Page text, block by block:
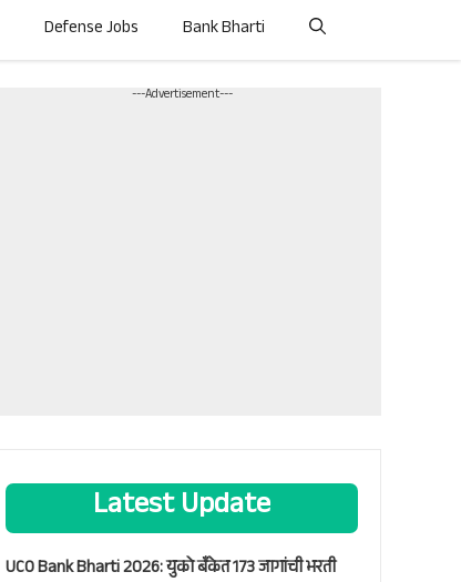
Defense Jobs Bank Bharti
---Advertisement---
Latest Update
UCO Bank Bharti 2026: युको बँकेत 173 जागांची भरती